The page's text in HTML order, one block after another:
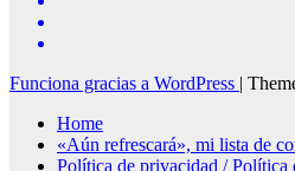
Funciona gracias a WordPress |
Home
«Aún refrescará», mi lista de
Política de privacidad / Política